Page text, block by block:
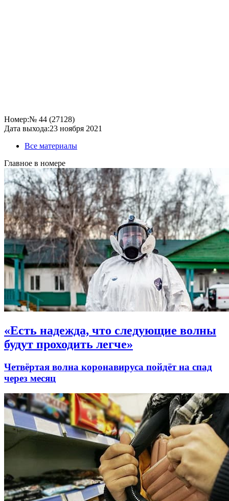
Номер:№ 44 (27128)
Дата выхода:23 ноября 2021
Все материалы
Главное в номере
«Есть надежда, что следующие волны
будут проходить легче»
Четвёртая волна коронавируса пойдёт на спад
через месяц